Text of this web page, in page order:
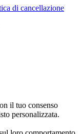
di cancellazione
il tuo consenso
personalizzata.